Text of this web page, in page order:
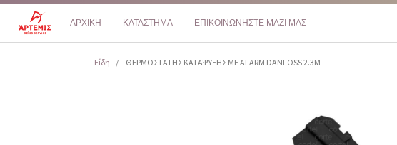
ΑΡΧΙΚΗ ΚΑΤΑΣΤΗΜΑ ΕΠΙΚΟΙΝΩΝΗΣΤΕ ΜΑΖΙ ΜΑΣ
Είδη ΘΕΡΜΟΣΤΑΤΗΣ ΚΑΤΑΨΥΞΗΣ ME ALARM DANFOSS 2.3M